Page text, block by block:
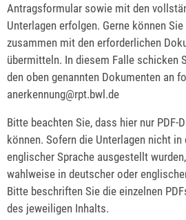
Antragsformular sowie mit den
Unterlagen erfolgen. Gerne können
zusammen mit den erforderlichen
übermitteln. In diesem Falle schicken
den oben genannten Dokumenten an
anerkennung@rpt.bwl.de
Bitte beachten Sie, dass hier nur PDF-
können. Sofern die Unterlagen nicht
englischer Sprache ausgestellt
wahlweise in deutscher oder
Bitte beschriften Sie die einzelnen
des jeweiligen Inhalts.